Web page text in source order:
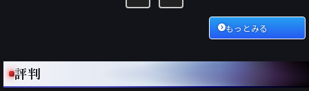
もっとみる
評判